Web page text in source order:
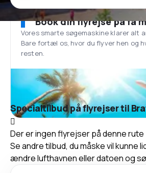
Book din flyrejse på få
Vores smarte søgemaskine klarer alt
Bare fortæl os, hvor du flyver hen og
resten.
Specialtilbud på flyrejser til
Der er ingen flyrejser på denne rute
Se andre tilbud, du måske vil kunne
ændre lufthavnen eller datoen og